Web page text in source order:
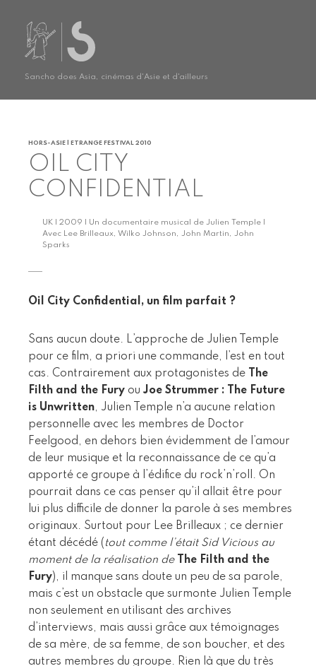
Sancho does Asia, cinémas d'Asie et d'ailleurs
HORS-ASIE | ETRANGE FESTIVAL 2010
OIL CITY
CONFIDENTIAL
UK | 2009 | Un documentaire musical de Julien Temple |
Avec Lee Brilleaux, Wilko Johnson, John Martin, John
Sparks
Oil City Confidential, un film parfait ?
Sans aucun doute. L’approche de Julien Temple
pour ce film, a priori une commande, l’est en tout
cas. Contrairement aux protagonistes de
The
Filth and the Fury ou Joe Strummer : The Future
is Unwritten, Julien Temple n’a aucune relation
personnelle avec les membres de Doctor
Feelgood, en dehors bien évidemment de l’amour
de leur musique et la reconnaissance de ce qu’a
apporté ce groupe à l’édifice du rock’n’roll. On
pourrait dans ce cas penser qu’il allait être pour
lui plus difficile de donner la parole à ses membres
originaux. Surtout pour Lee Brilleaux ; ce dernier
étant décédé ( tout comme l’était Sid Vicious au
moment de la réalisation de
The Filth and the
Fury), il manque sans doute un peu de sa parole,
mais c’est un obstacle que surmonte Julien Temple
non seulement en utilisant des archives
d’interviews, mais aussi grâce aux témoignages
de sa mère, de sa femme, de son boucher, et des
autres membres du groupe. Rien là que du très